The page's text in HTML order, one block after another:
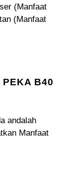
(Manfaat
(Manfaat
B40
andalah
Manfaat